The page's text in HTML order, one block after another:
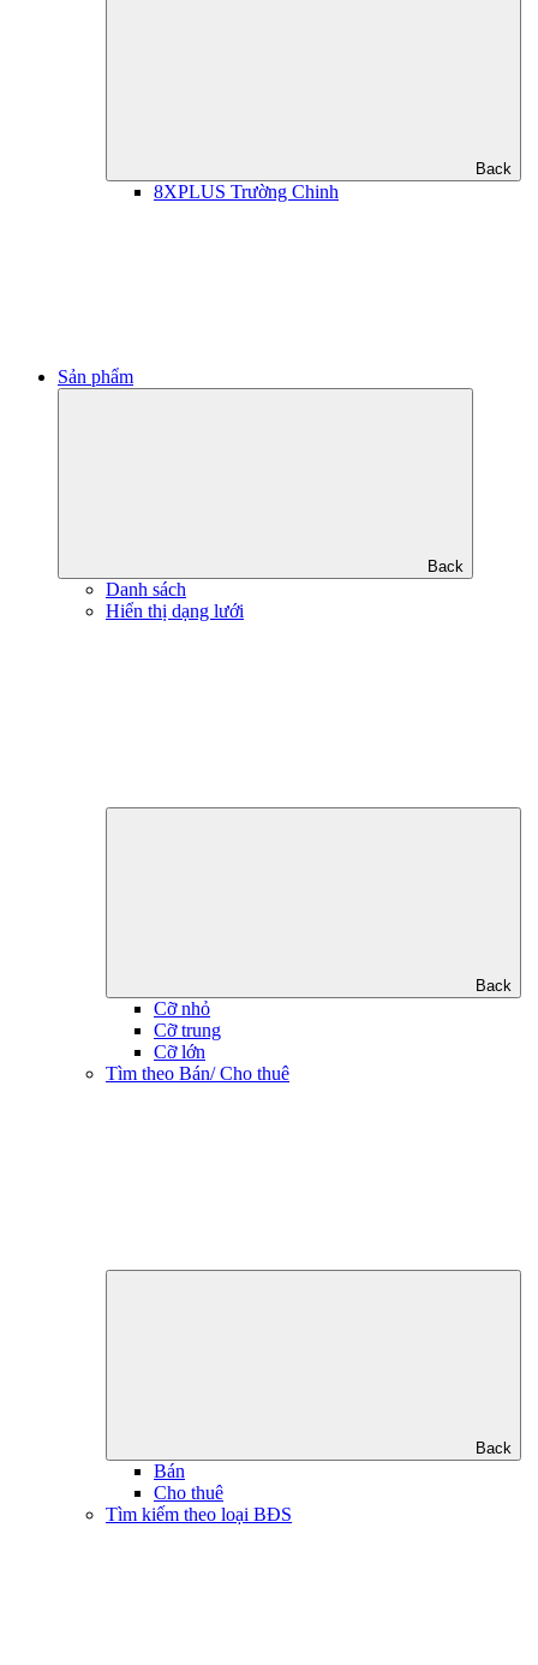
Back
8XPLUS Trường Chinh
Sản phẩm
Back
Danh sách
Hiển thị dạng lưới
Back
Cỡ nhỏ
Cỡ trung
Cỡ lớn
Tìm theo Bán/ Cho thuê
Back
Bán
Cho thuê
Tìm kiếm theo loại BĐS